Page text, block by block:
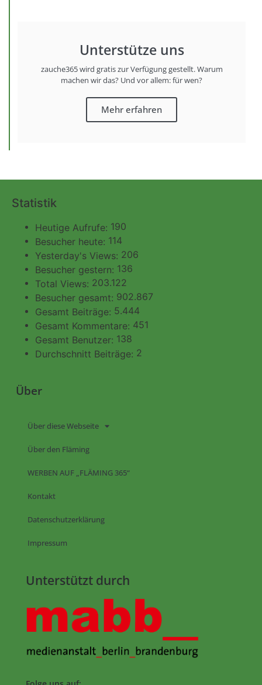
Unterstütze uns
zauche365 wird gratis zur Verfügung gestellt. Warum
machen wir das? Und vor allem: für wen?
Mehr erfahren
Statistik
Heutige Aufrufe: 190
Besucher heute: 114
Yesterday's Views: 206
Besucher gestern: 136
Total Views: 203.122
Besucher gesamt: 902.867
Gesamt Beiträge: 5.444
Gesamt Kommentare: 451
Gesamt Benutzer: 138
Durchschnitt Beiträge: 2
Über
Über diese Webseite
Über den Fläming
WERBEN AUF „FLÄMING 365“
Kontakt
Datenschutzerklärung
Impressum
Unterstützt durch